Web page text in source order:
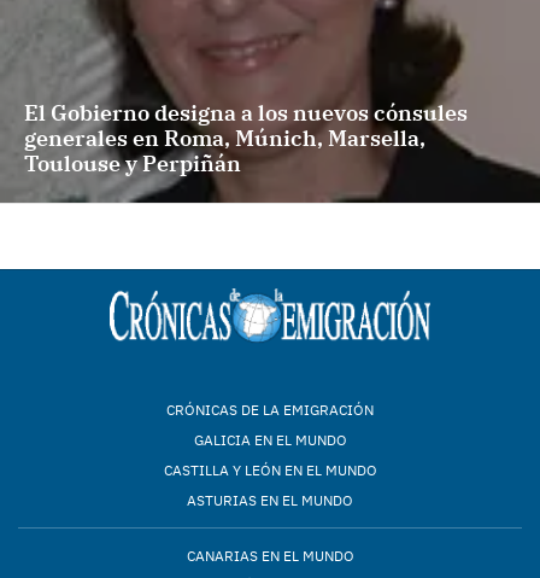
El Gobierno designa a los nuevos cónsules
generales en Roma, Múnich, Marsella,
Toulouse y Perpiñán
CRÓNICAS DE LA EMIGRACIÓN
GALICIA EN EL MUNDO
CASTILLA Y LEÓN EN EL MUNDO
ASTURIAS EN EL MUNDO
CANARIAS EN EL MUNDO